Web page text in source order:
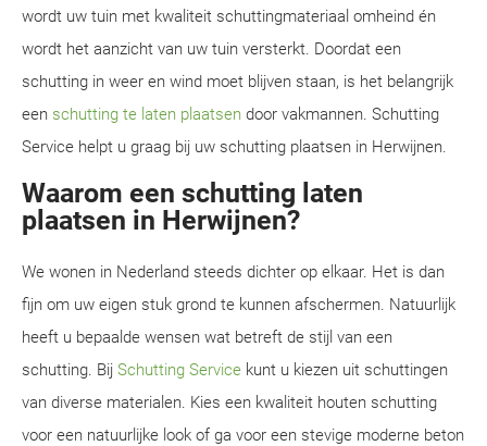
wordt uw tuin met kwaliteit schuttingmateriaal omheind én
wordt het aanzicht van uw tuin versterkt. Doordat een
schutting in weer en wind moet blijven staan, is het belangrijk
een schutting te laten plaatsen door vakmannen. Schutting
Service helpt u graag bij uw schutting plaatsen in Herwijnen.
Waarom een schutting laten
plaatsen in Herwijnen?
We wonen in Nederland steeds dichter op elkaar. Het is dan
fijn om uw eigen stuk grond te kunnen afschermen. Natuurlijk
heeft u bepaalde wensen wat betreft de stijl van een
schutting. Bij Schutting Service kunt u kiezen uit schuttingen
van diverse materialen. Kies een kwaliteit houten schutting
voor een natuurlijke look of ga voor een stevige moderne beton